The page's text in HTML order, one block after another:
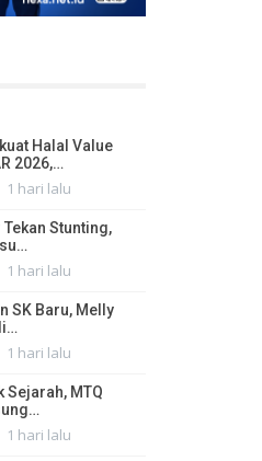
Halal Value
2026,…
1 hari lalu
Stunting,
1 hari lalu
SK Baru, Melly
1 hari lalu
Sejarah, MTQ
1 hari lalu